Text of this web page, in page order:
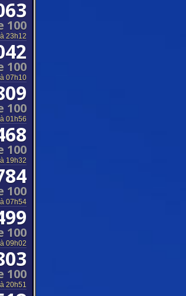
100
23h12
100
07h10
100
01h56
100
19h32
100
07h54
100
09h02
100
20h51